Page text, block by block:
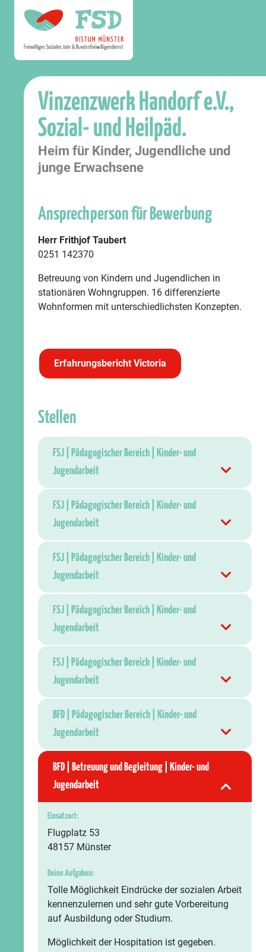
Vinzenzwerk Handorf e.V.,
Sozial- und Heilpäd.
Heim für Kinder, Jugendliche und
junge Erwachsene
Ansprechperson für Bewerbung
Herr Frithjof Taubert
0251 142370
Betreuung von Kindern und Jugendlichen in
stationären Wohngruppen. 16 differenzierte
Wohnformen mit unterschiedlichsten Konzepten.
Erfahrungsbericht Victoria
Stellen
FSJ | Pädagogischer Bereich | Kinder- und
Jugendarbeit
FSJ | Pädagogischer Bereich | Kinder- und
Jugendarbeit
FSJ | Pädagogischer Bereich | Kinder- und
Jugendarbeit
FSJ | Pädagogischer Bereich | Kinder- und
Jugendarbeit
FSJ | Pädagogischer Bereich | Kinder- und
Jugendarbeit
BFD | Pädagogischer Bereich | Kinder- und
Jugendarbeit
BFD | Betreuung und Begleitung | Kinder- und
Jugendarbeit
Einsatzort:
Flugplatz 53
48157 Münster
Deine Aufgaben:
Tolle Möglichkeit Eindrücke der sozialen Arbeit
kennenzulernen und sehr gute Vorbereitung
auf Ausbildung oder Studium.
Möglichkeit der Hospitation ist gegeben.